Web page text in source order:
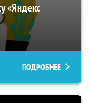
«Яндекс
ПОДРОБНЕЕ